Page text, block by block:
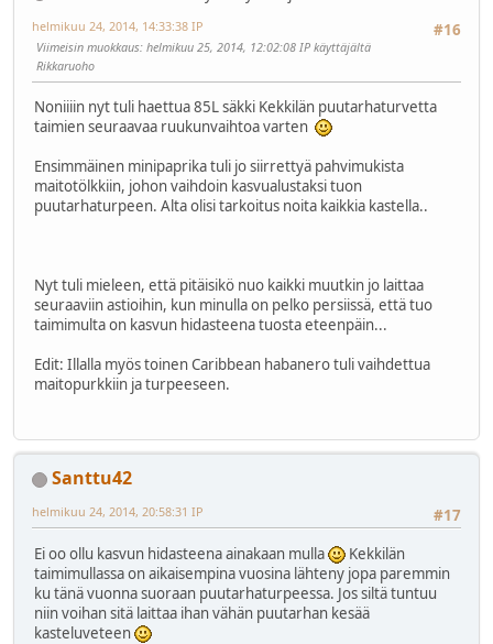
#16
helmikuu 24, 2014, 14:33:38 IP
Viimeisin muokkaus: helmikuu 25, 2014, 12:02:08 IP käyttäjältä
Rikkaruoho
Noniiiin nyt tuli haettua 85L säkki Kekkilän puutarhaturvetta
taimien seuraavaa ruukunvaihtoa varten
Ensimmäinen minipaprika tuli jo siirrettyä pahvimukista
maitotölkkiin, johon vaihdoin kasvualustaksi tuon
puutarhaturpeen. Alta olisi tarkoitus noita kaikkia kastella..
Nyt tuli mieleen, että pitäisikö nuo kaikki muutkin jo laittaa
seuraaviin astioihin, kun minulla on pelko persiissä, että tuo
taimimulta on kasvun hidasteena tuosta eteenpäin...
Edit: Illalla myös toinen Caribbean habanero tuli vaihdettua
maitopurkkiin ja turpeeseen.
Santtu42
#17
helmikuu 24, 2014, 20:58:31 IP
Ei oo ollu kasvun hidasteena ainakaan mulla
Kekkilän
taimimullassa on aikaisempina vuosina lähteny jopa paremmin
ku tänä vuonna suoraan puutarhaturpeessa. Jos siltä tuntuu
niin voihan sitä laittaa ihan vähän puutarhan kesää
kasteluveteen